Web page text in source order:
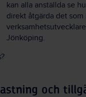
kan alla anställda se
direkt åtgärda det
Jönköping.
och